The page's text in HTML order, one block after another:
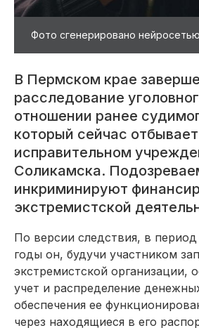
Фото сгенерировано
В Пермском крае
расследование
отношении ранее
который сейчас
исправительном
Соликамска.
инкриминируют
экстремистской
По версии следствия, в период
годы он, будучи участником
экстремистской организации,
учет и распределение
обеспечения ее
через находящиеся в его